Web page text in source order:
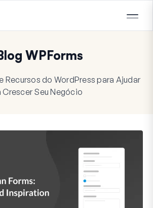
WPForms
Recursos do WordPress para Ajudar
Crescer Seu Negócio